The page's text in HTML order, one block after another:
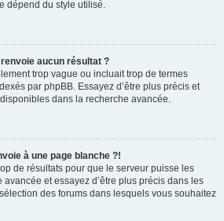
dépend du style utilisé.
aucun résultat ?
trop vague ou incluait trop de termes
par phpBB. Essayez d’être plus précis et
dans la recherche avancée.
à une page blanche ?!
de résultats pour que le serveur puisse les
et essayez d’être plus précis dans les
des forums dans lesquels vous souhaitez